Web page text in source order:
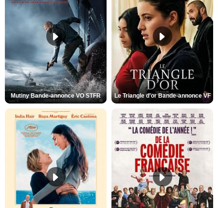
Mutiny Bande-annonce VO STFR Le Triangle d'or Bande-annonce VF